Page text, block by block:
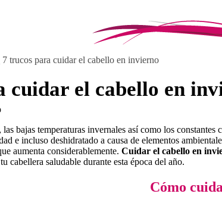
7 trucos para cuidar el cabello en invierno
cuidar el cabello en
bajas temperaturas invernales así como los
e incluso deshidratado a causa de elementos
aumenta considerablemente. Cuidar el cabello en
cabellera saludable durante esta época del año.
Cómo